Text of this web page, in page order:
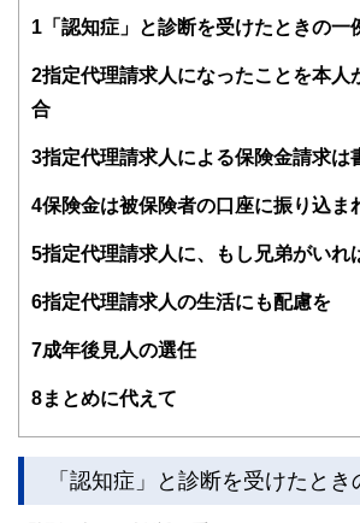
現在に至っています。講師や執筆者
てきました。ご相談を頂く属性と内
ポーツジム、箱根の温泉巡り、そし
1 「認知症」と診断を受けたときの一
2指定代理請求人になったことを本人
合
3指定代理請求人による保険金請求は
4保険金は被保険者の口座に振り込ま
5指定代理請求人に、もし兄弟がいれ
6指定代理請求人の生活にも配慮を
7成年後見人の選任
8まとめに代えて
「認知症」と診断を受けたとき